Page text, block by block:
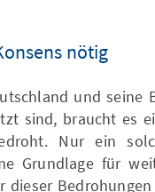
nötig
und seine
sind, braucht es
Nur ein
Grundlage für
dieser